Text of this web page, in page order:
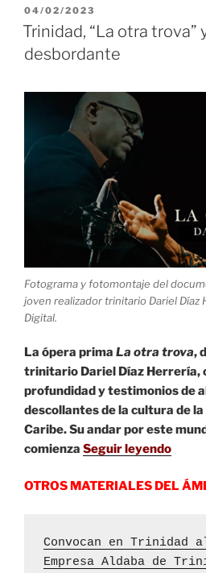
trova,
de
la
Trova
PUBLICADO
EL
04/02/2023
Trinidad, “La otra trova”
desbordante
Fotograma y fotomontaje del
joven realizador trinitario Dariel
Digital.
La ópera prima La otra trova,
trinitario Dariel Díaz Herrería,
profundidad y testimonios de
descollantes de la cultura de
Caribe. Su andar por este
comienza Seguir leyendo
OTROS MATERIALES DEL
Convocan en Trinidad
Empresa Aldaba de